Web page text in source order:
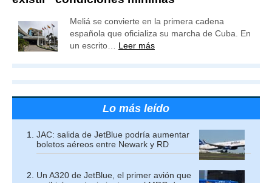
Meliá se convierte en la primera cadena
española que oficializa su marcha de Cuba. En
un escrito… Leer más
Lo más leído
JAC: salida de JetBlue podría aumentar
boletos aéreos entre Newark y RD
Un A320 de JetBlue, el primer avión que